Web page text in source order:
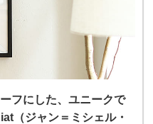
フにした、ユニークで
（ジャン＝ミシェル・